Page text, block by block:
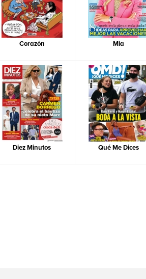
Corazón Mia
Diez Minutos Qué Me Dices